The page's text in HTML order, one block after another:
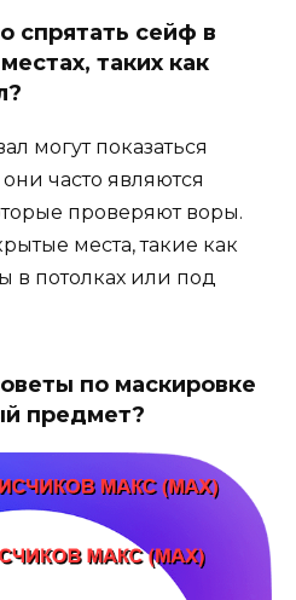
сейф в
таких как
могут показаться
часто являются
проверяют воры.
места, такие как
в потолках или под
по маскировке
предмет?